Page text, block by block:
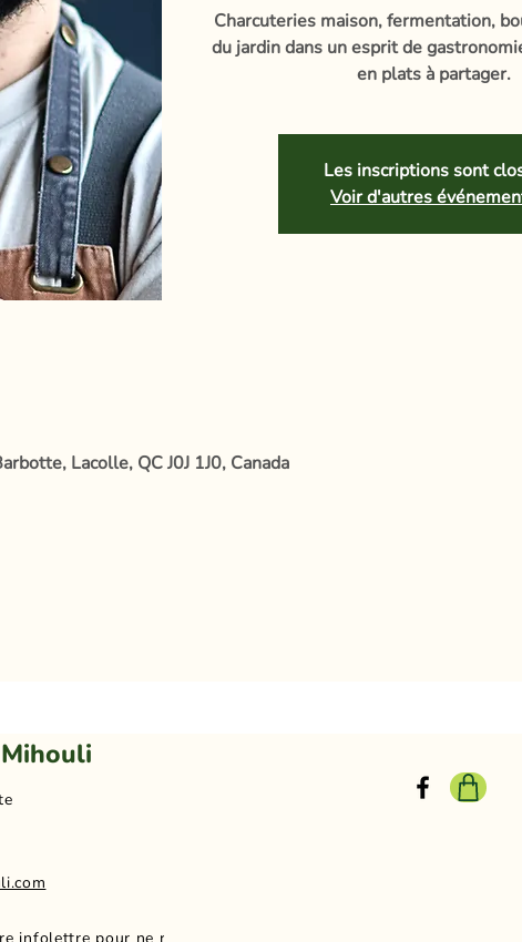
Charcuteries maison, fermentation,
du jardin dans un esprit de
en plats à partager.
Les inscriptions sont
Voir d'autres
Lacolle, QC J0J 1J0, Canada